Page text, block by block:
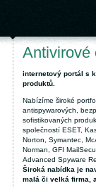
Antivirové
internetový portál s
produktů.
Nabízíme široké
antispywarových,
sofistikovaných
společností ESET,
Norton, Symantec,
Norman, GFI
Advanced Spyware
Široká nabídka je
malá či velká firma,